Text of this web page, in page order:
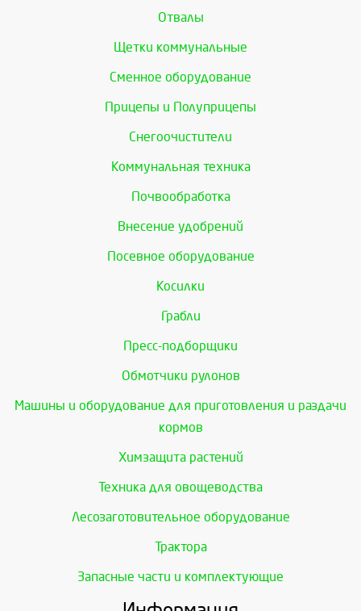
Отвалы
Щетки коммунальные
Сменное оборудование
Прицепы и Полуприцепы
Снегоочистители
Коммунальная техника
Почвообработка
Внесение удобрений
Посевное оборудование
Косилки
Грабли
Пресс-подборщики
Обмотчики рулонов
Машины и оборудование для приготовления и раздачи
кормов
Химзащита растений
Техника для овощеводства
Лесозаготовительное оборудование
Трактора
Запасные части и комплектующие